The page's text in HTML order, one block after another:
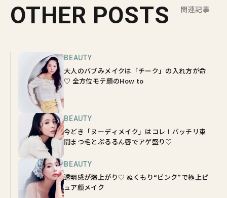
OTHER POSTS 関連記事
BEAUTY
大人のバブみメイクは「チーク」の入れ方が命
♡ 全方位モテ顔のHow to
BEAUTY
今どき「ヌーディメイク」はコレ！パッチリ束
間まつ毛とぷるるん唇でアゲ盛り♡
BEAUTY
透明感が爆上がり♡ ぬくもり“ピンク”で極上ピ
ュア顔メイク